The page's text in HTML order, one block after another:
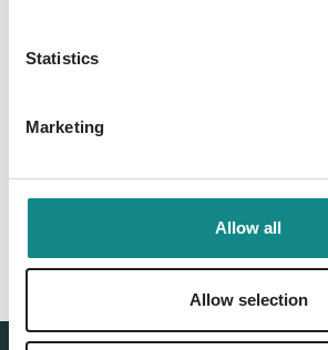
Statistics
Marketing
Allow all
Allow selection